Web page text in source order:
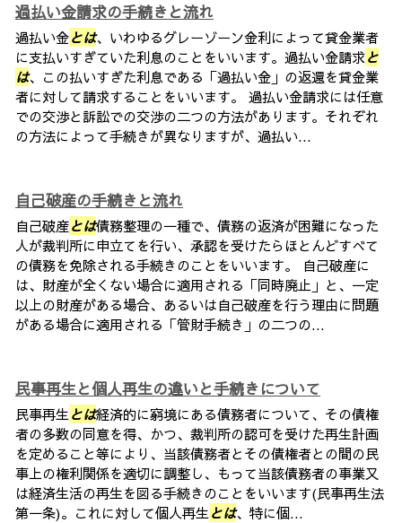
過払い金請求の手続きと流れ
過払い金とは、いわゆるグレーゾーン金利によって貸金業者
に支払いすぎていた利息のことをいいます。過払い金請求と
は、この払いすぎた利息である「過払い金」の返還を貸金業
者に対して請求することをいいます。 過払い金請求には任意
での交渉と訴訟での交渉の二つの方法があります。それぞれ
の方法によって手続きが異なりますが、過払い...
自己破産の手続きと流れ
自己破産とは債務整理の一種で、債務の返済が困難になった
人が裁判所に申立てを行い、承認を受けたらほとんどすべて
の債務を免除される手続きのことをいいます。 自己破産に
は、財産が全くない場合に適用される「同時廃止」と、一定
以上の財産がある場合、あるいは自己破産を行う理由に問題
がある場合に適用される「管財手続き」の二つの...
民事再生と個人再生の違いと手続きについて
民事再生とは経済的に窮境にある債務者について、その債権
者の多数の同意を得、かつ、裁判所の認可を受けた再生計画
を定めること等により、当該債務者とその債権者との間の民
事上の権利関係を適切に調整し、もって当該債務者の事業又
は経済生活の再生を図る手続きのことをいいます(民事再生法
第一条)。これに対して個人再生とは、特に個...